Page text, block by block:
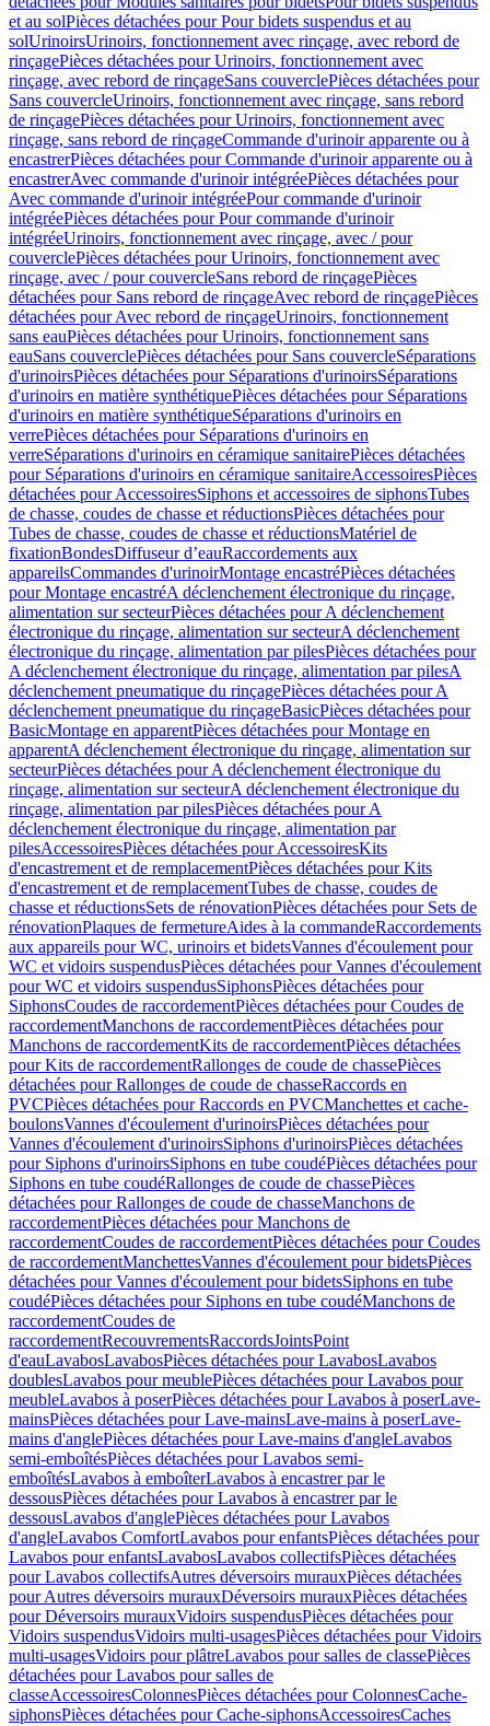
et au solPièces détachées pour Pour bidets suspendus et au
solUrinoirsUrinoirs, fonctionnement avec rinçage, avec rebord de
rinçagePièces détachées pour Urinoirs, fonctionnement avec
rinçage, avec rebord de rinçageSans couverclePièces détachées pour
Sans couvercleUrinoirs, fonctionnement avec rinçage, sans rebord
de rinçagePièces détachées pour Urinoirs, fonctionnement avec
rinçage, sans rebord de rinçageCommande d'urinoir apparente ou à
encastrerPièces détachées pour Commande d'urinoir apparente ou à
encastrerAvec commande d'urinoir intégréePièces détachées pour
Avec commande d'urinoir intégréePour commande d'urinoir
intégréePièces détachées pour Pour commande d'urinoir
intégréeUrinoirs, fonctionnement avec rinçage, avec / pour
couverclePièces détachées pour Urinoirs, fonctionnement avec
rinçage, avec / pour couvercleSans rebord de rinçagePièces
détachées pour Sans rebord de rinçageAvec rebord de rinçagePièces
détachées pour Avec rebord de rinçageUrinoirs, fonctionnement
sans eauPièces détachées pour Urinoirs, fonctionnement sans
eauSans couverclePièces détachées pour Sans couvercleSéparations
d'urinoirsPièces détachées pour Séparations d'urinoirsSéparations
d'urinoirs en matière synthétiquePièces détachées pour Séparations
d'urinoirs en matière synthétiqueSéparations d'urinoirs en
verrePièces détachées pour Séparations d'urinoirs en
verreSéparations d'urinoirs en céramique sanitairePièces détachées
pour Séparations d'urinoirs en céramique sanitaireAccessoiresPièces
détachées pour AccessoiresSiphons et accessoires de siphonsTubes
de chasse, coudes de chasse et réductionsPièces détachées pour
Tubes de chasse, coudes de chasse et réductionsMatériel de
fixationBondesDiffuseur d’eauRaccordements aux
appareilsCommandes d'urinoirMontage encastréPièces détachées
pour Montage encastréA déclenchement électronique du rinçage,
alimentation sur secteurPièces détachées pour A déclenchement
électronique du rinçage, alimentation sur secteurA déclenchement
électronique du rinçage, alimentation par pilesPièces détachées pour
A déclenchement électronique du rinçage, alimentation par pilesA
déclenchement pneumatique du rinçagePièces détachées pour A
déclenchement pneumatique du rinçageBasicPièces détachées pour
BasicMontage en apparentPièces détachées pour Montage en
apparentA déclenchement électronique du rinçage, alimentation sur
secteurPièces détachées pour A déclenchement électronique du
rinçage, alimentation sur secteurA déclenchement électronique du
rinçage, alimentation par pilesPièces détachées pour A
déclenchement électronique du rinçage, alimentation par
pilesAccessoiresPièces détachées pour AccessoiresKits
d'encastrement et de remplacementPièces détachées pour Kits
d'encastrement et de remplacementTubes de chasse, coudes de
chasse et réductionsSets de rénovationPièces détachées pour Sets de
rénovationPlaques de fermetureAides à la commandeRaccordements
aux appareils pour WC, urinoirs et bidetsVannes d'écoulement pour
WC et vidoirs suspendusPièces détachées pour Vannes d'écoulement
pour WC et vidoirs suspendusSiphonsPièces détachées pour
SiphonsCoudes de raccordementPièces détachées pour Coudes de
raccordementManchons de raccordementPièces détachées pour
Manchons de raccordementKits de raccordementPièces détachées
pour Kits de raccordementRallonges de coude de chassePièces
détachées pour Rallonges de coude de chasseRaccords en
PVCPièces détachées pour Raccords en PVCManchettes et cache-
boulonsVannes d'écoulement d'urinoirsPièces détachées pour
Vannes d'écoulement d'urinoirsSiphons d'urinoirsPièces détachées
pour Siphons d'urinoirsSiphons en tube coudéPièces détachées pour
Siphons en tube coudéRallonges de coude de chassePièces
détachées pour Rallonges de coude de chasseManchons de
raccordementPièces détachées pour Manchons de
raccordementCoudes de raccordementPièces détachées pour Coudes
de raccordementManchettesVannes d'écoulement pour bidetsPièces
détachées pour Vannes d'écoulement pour bidetsSiphons en tube
coudéPièces détachées pour Siphons en tube coudéManchons de
raccordementCoudes de
raccordementRecouvrementsRaccordsJointsPoint
d'eauLavabosLavabosPièces détachées pour LavabosLavabos
doublesLavabos pour meublePièces détachées pour Lavabos pour
meubleLavabos à poserPièces détachées pour Lavabos à poserLave-
mainsPièces détachées pour Lave-mainsLave-mains à poserLave-
mains d'anglePièces détachées pour Lave-mains d'angleLavabos
semi-emboîtésPièces détachées pour Lavabos semi-
emboîtésLavabos à emboîterLavabos à encastrer par le
dessousPièces détachées pour Lavabos à encastrer par le
dessousLavabos d'anglePièces détachées pour Lavabos
d'angleLavabos ComfortLavabos pour enfantsPièces détachées pour
Lavabos pour enfantsLavabosLavabos collectifsPièces détachées
pour Lavabos collectifsAutres déversoirs murauxPièces détachées
pour Autres déversoirs murauxDéversoirs murauxPièces détachées
pour Déversoirs murauxVidoirs suspendusPièces détachées pour
Vidoirs suspendusVidoirs multi-usagesPièces détachées pour Vidoirs
multi-usagesVidoirs pour plâtreLavabos pour salles de classePièces
détachées pour Lavabos pour salles de
classeAccessoiresColonnesPièces détachées pour ColonnesCache-
siphonsPièces détachées pour Cache-siphonsAccessoiresCaches